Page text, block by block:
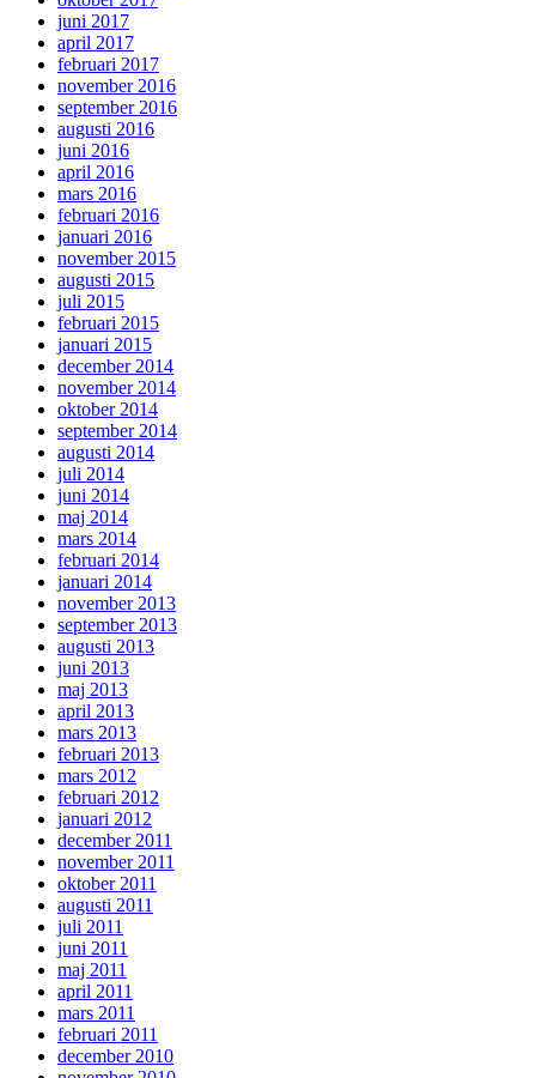
juni 2017
april 2017
februari 2017
november 2016
september 2016
augusti 2016
juni 2016
april 2016
mars 2016
februari 2016
januari 2016
november 2015
augusti 2015
juli 2015
februari 2015
januari 2015
december 2014
november 2014
oktober 2014
september 2014
augusti 2014
juli 2014
juni 2014
maj 2014
mars 2014
februari 2014
januari 2014
november 2013
september 2013
augusti 2013
juni 2013
maj 2013
april 2013
mars 2013
februari 2013
mars 2012
februari 2012
januari 2012
december 2011
november 2011
oktober 2011
augusti 2011
juli 2011
juni 2011
maj 2011
april 2011
mars 2011
februari 2011
december 2010